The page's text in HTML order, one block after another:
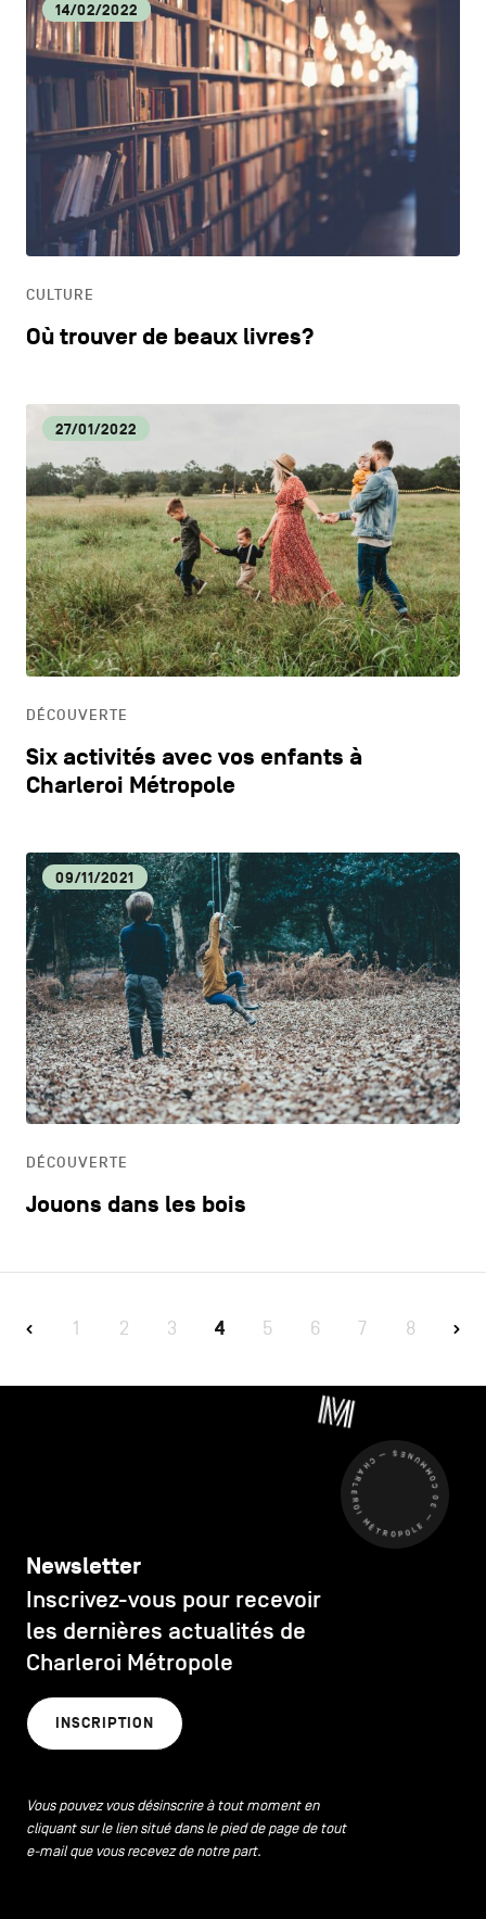
14/02/2022
CULTURE
Où trouver de beaux livres?
27/01/2022
DÉCOUVERTE
Six activités avec vos enfants à
Charleroi Métropole
09/11/2021
DÉCOUVERTE
Jouons dans les bois
1 2 3 4 5 6 7 8
CHARLEROI MÉTROPOLE — 30 COMMUNES —
Newsletter
Inscrivez-vous pour recevoir
les dernières actualités de
Charleroi Métropole
INSCRIPTION
Vous pouvez vous désinscrire à tout moment en
cliquant sur le lien situé dans le pied de page de tout
e-mail que vous recevez de notre part.